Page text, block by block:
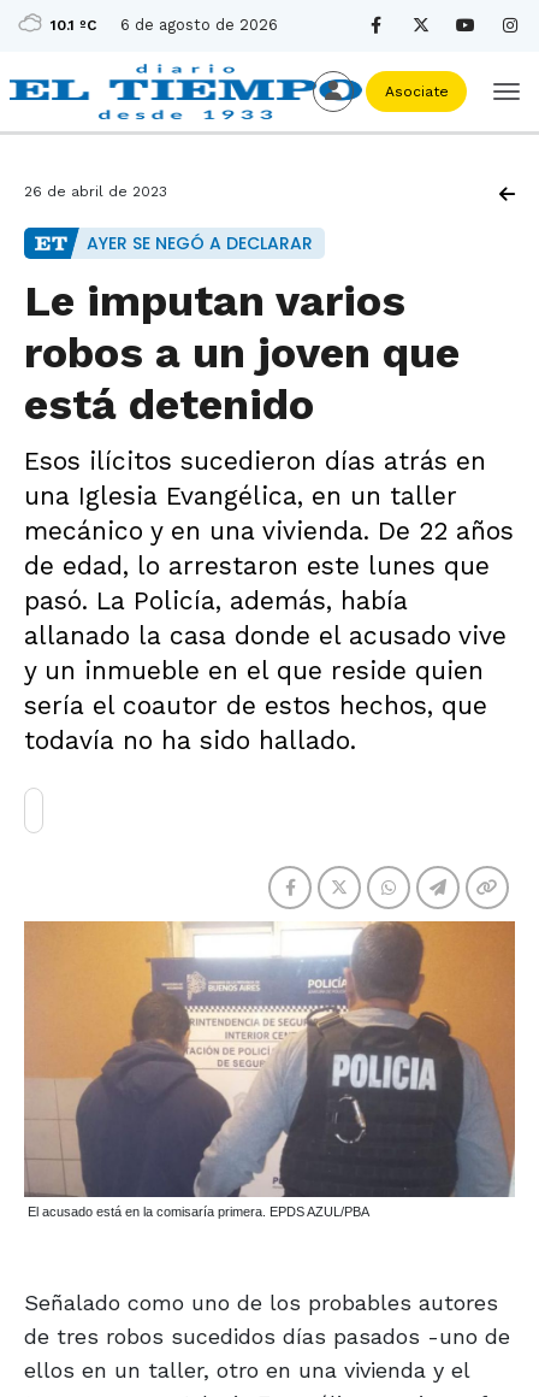
10.1 ºC 6 de agosto de 2026
Asociate
26 de abril de 2023
AYER SE NEGÓ A DECLARAR
Le imputan varios
robos a un joven que
está detenido
Esos ilícitos sucedieron días atrás en
una Iglesia Evangélica, en un taller
mecánico y en una vivienda. De 22 años
de edad, lo arrestaron este lunes que
pasó. La Policía, además, había
allanado la casa donde el acusado vive
y un inmueble en el que reside quien
sería el coautor de estos hechos, que
todavía no ha sido hallado.
El acusado está en la comisaría primera. EPDS AZUL/PBA
Señalado como uno de los probables autores
de tres robos sucedidos días pasados -uno de
ellos en un taller, otro en una vivienda y el